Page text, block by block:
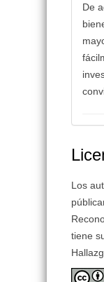
De
Los
tiene